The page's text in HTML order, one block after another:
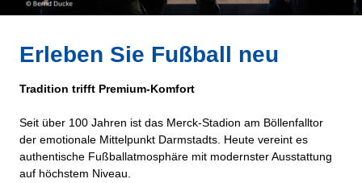
Erleben Sie Fußball neu
Tradition trifft Premium-Komfort
Seit über 100 Jahren ist das Merck-Stadion am Böllenfalltor
der emotionale Mittelpunkt Darmstadts. Heute vereint es
authentische Fußballatmosphäre mit modernster Ausstattung
auf höchstem Niveau.